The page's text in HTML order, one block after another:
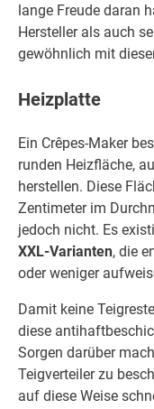
lange Freude daran
Hersteller als auch
gewöhnlich mit
Heizplatte
Ein Crêpes-Maker
runden Heizfläche,
herstellen. Diese
Zentimeter im
jedoch nicht. Es
XXL-Varianten, die
oder weniger
Damit keine
diese
Sorgen darüber
Teigverteiler zu
auf diese Weise